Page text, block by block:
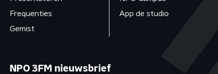
Frequenties
Gemist
App de studio
NPO 3FM nieuwsbrief